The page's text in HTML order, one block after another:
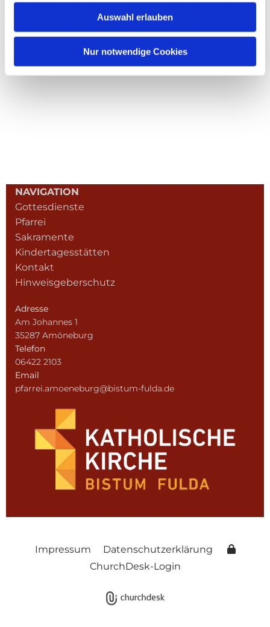
Auswahl erlauben
Nur notwendige Cookies
NAVIGATION
Gottesdienste
Pfarrei
Sakramente
Kindertagesstätten
Kontakt
Hinweisgeberschutz
Adresse
Am Johannes 1
35287 Amöneburg
Telefon
06422 2103
Email
pfarrei.amoeneburg@bistum-fulda.de
Impressum
Datenschutzerklärung
ChurchDesk-Login